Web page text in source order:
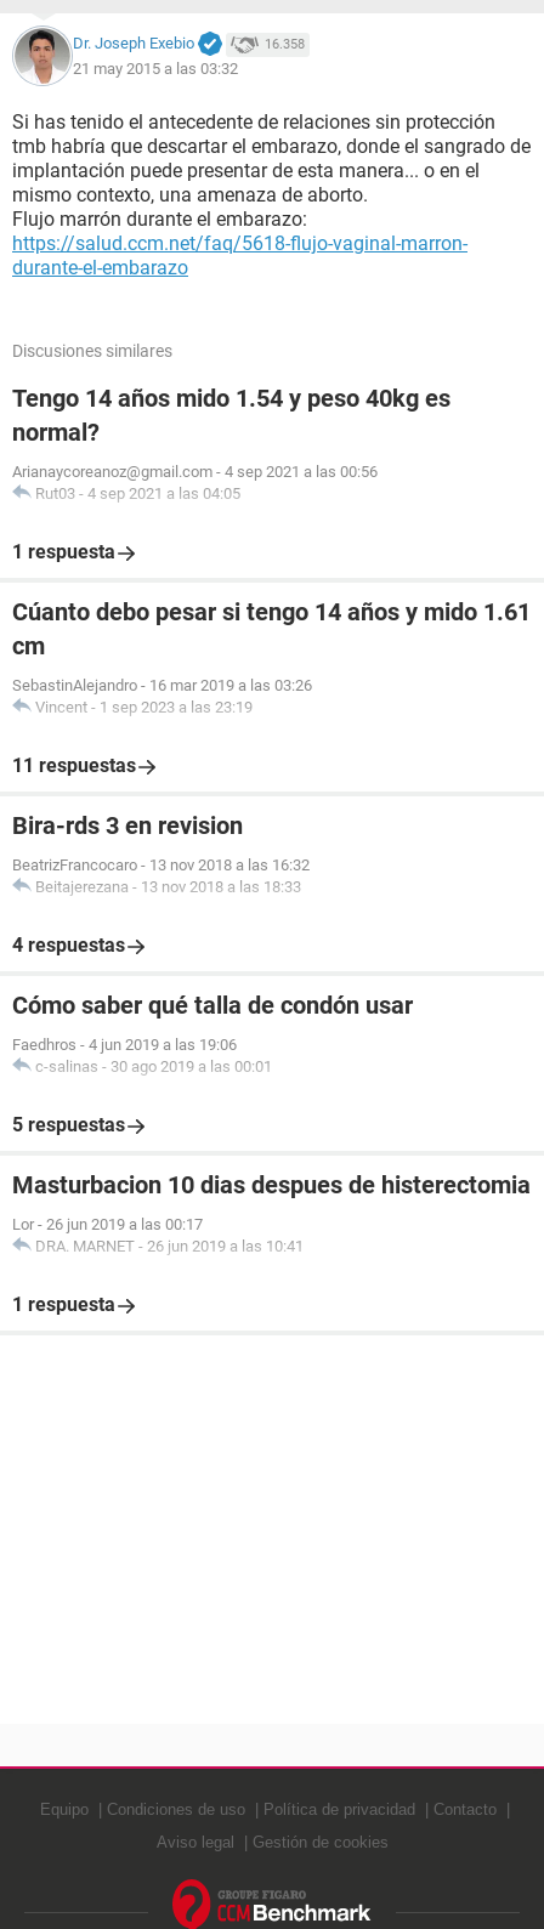
Dr. Joseph Exebio 16.358
21 may 2015 a las 03:32
Si has tenido el antecedente de relaciones sin protección
tmb habría que descartar el embarazo, donde el sangrado de
implantación puede presentar de esta manera... o en el
mismo contexto, una amenaza de aborto.
Flujo marrón durante el embarazo:
https://salud.ccm.net/faq/5618-flujo-vaginal-marron-
durante-el-embarazo
Discusiones similares
Tengo 14 años mido 1.54 y peso 40kg es
normal?
Arianaycoreanoz@gmail.com - 4 sep 2021 a las 00:56
Rut03 - 4 sep 2021 a las 04:05
1 respuesta
Cúanto debo pesar si tengo 14 años y mido 1.61
cm
SebastinAlejandro - 16 mar 2019 a las 03:26
Vincent - 1 sep 2023 a las 23:19
11 respuestas
Bira-rds 3 en revision
BeatrizFrancocaro - 13 nov 2018 a las 16:32
Beitajerezana - 13 nov 2018 a las 18:33
4 respuestas
Cómo saber qué talla de condón usar
Faedhros - 4 jun 2019 a las 19:06
c-salinas - 30 ago 2019 a las 00:01
5 respuestas
Masturbacion 10 dias despues de histerectomia
Lor - 26 jun 2019 a las 00:17
DRA. MARNET - 26 jun 2019 a las 10:41
1 respuesta
Equipo Condiciones de uso Política de privacidad
Contacto
Aviso legal
Gestión de cookies